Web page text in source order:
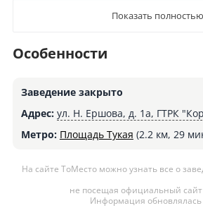
Показать полностью
Особенности
Заведение закрыто
Адрес: ул. Н. Ершова, д. 1а, ГТРК
Метро: Площадь Тукая (2.2 км, 29
На сайте ТоМесто можно узнать все о
не посещая официальный сайт
Информация обновлялась